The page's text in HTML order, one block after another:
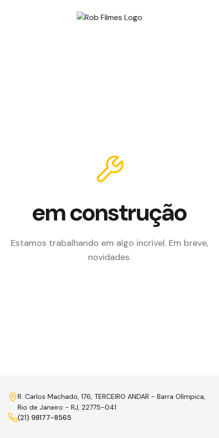
em construção
Estamos trabalhando em algo incrível. Em breve,
novidades.
R. Carlos Machado, 176, TERCEIRO ANDAR - Barra Olímpica,
Rio de Janeiro - RJ, 22775-041
(21) 98177-8565